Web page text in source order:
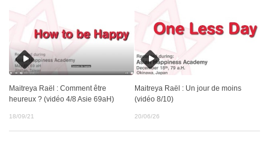
Maitreya Raël : Comment être
heureux ? (vidéo 4/8 Asie 69aH)
18/09/21
Maitreya Raël : Un jour de moins
(vidéo 8/10)
20/06/26